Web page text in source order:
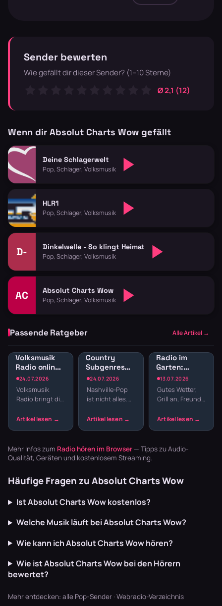
Sender bewerten
Wie gefällt dir dieser Sender? (1–10 Sterne)
Ø 2,1 (12)
Wenn dir Absolut Charts Wow gefällt
Deine Schlagerwelt
Pop, Schlager, Volksmusik
HLR1
Pop, Schlager, Volksmusik
D- Dinkelwelle - So klingt Heimat
Pop, Schlager, Volksmusik
AC Absolut Charts Wow
Pop, Schlager, Volksmusik
Passende Ratgeber Alle Artikel →
24.07.2026
Volksmusik
Radio online:
Traditionelle
Klänge und
Blasmusik
Volksmusik
Radio bringt dir
ins
Akkordeon,
Blaskapellen.
24.07.2026
Country
Subgenres
Radio:
Bluegrass,
Honky Tonk
Nashville-Pop
ist nicht alles.
Wurzeln, die
Monroes
Bluegrass …
13.07.2026
Radio im
Garten:
Sender für
Gartenparty
und
Grillabend
Gutes Wetter,
Grill an, Freunde
noch die
Sender im
Mehr Infos zum Radio hören im Browser — Tipps zu Audio-
Qualität, Geräten und kostenlosem Streaming.
Häufige Fragen zu Absolut Charts Wow
Ist Absolut Charts Wow kostenlos?
Welche Musik läuft bei Absolut Charts Wow?
Wie kann ich Absolut Charts Wow hören?
Wie ist Absolut Charts Wow bei den Hörern
bewertet?
Mehr entdecken: alle Pop-Sender · Webradio-Verzeichnis